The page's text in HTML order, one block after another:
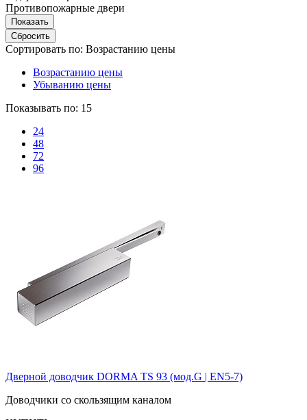
Противопожарные двери
Сортировать по: Возрастанию цены
Возрастанию цены
Убыванию цены
Показывать по: 15
24
48
72
96
Дверной доводчик DORMA TS 93 (мод.G | EN5-7)
Доводчики со скользящим каналом